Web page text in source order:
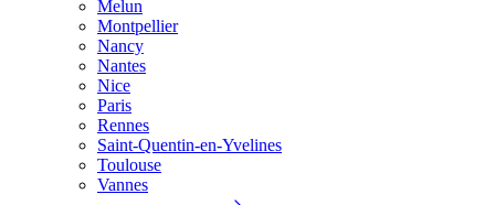
Melun
Montpellier
Nancy
Nantes
Nice
Paris
Rennes
Saint-Quentin-en-Yvelines
Toulouse
Vannes